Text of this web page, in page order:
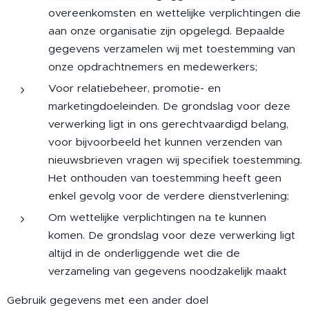
overeenkomsten en wettelijke verplichtingen die
aan onze organisatie zijn opgelegd. Bepaalde
gegevens verzamelen wij met toestemming van
onze opdrachtnemers en medewerkers;
Voor relatiebeheer, promotie- en
marketingdoeleinden. De grondslag voor deze
verwerking ligt in ons gerechtvaardigd belang,
voor bijvoorbeeld het kunnen verzenden van
nieuwsbrieven vragen wij specifiek toestemming.
Het onthouden van toestemming heeft geen
enkel gevolg voor de verdere dienstverlening;
Om wettelijke verplichtingen na te kunnen
komen. De grondslag voor deze verwerking ligt
altijd in de onderliggende wet die de
verzameling van gegevens noodzakelijk maakt
Gebruik gegevens met een ander doel